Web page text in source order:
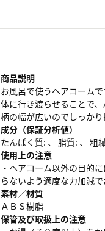
商品説明
お風呂で使うヘアコーム
体に行き渡らせることで
柄の幅が広いのでしっか
成分（保証分析値）
たんぱく質: 、 脂質: 、 粗
使用上の注意
・ヘアコーム以外の目的
らないよう適度な力加減で
素材／材質
ＡＢＳ樹脂
保管及び取扱上の注意